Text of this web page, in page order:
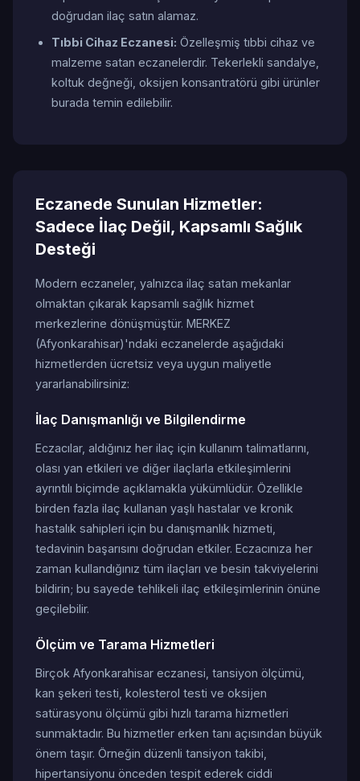
doğrudan ilaç satın alamaz.
Tıbbi Cihaz Eczanesi: Özelleşmiş tıbbi cihaz ve
malzeme satan eczanelerdir. Tekerlekli sandalye,
koltuk değneği, oksijen konsantratörü gibi ürünler
burada temin edilebilir.
Eczanede Sunulan Hizmetler:
Sadece İlaç Değil, Kapsamlı Sağlık
Desteği
Modern eczaneler, yalnızca ilaç satan mekanlar
olmaktan çıkarak kapsamlı sağlık hizmet
merkezlerine dönüşmüştür. MERKEZ
(Afyonkarahisar)'ndaki eczanelerde aşağıdaki
hizmetlerden ücretsiz veya uygun maliyetle
yararlanabilirsiniz:
İlaç Danışmanlığı ve Bilgilendirme
Eczacılar, aldığınız her ilaç için kullanım talimatlarını,
olası yan etkileri ve diğer ilaçlarla etkileşimlerini
ayrıntılı biçimde açıklamakla yükümlüdür. Özellikle
birden fazla ilaç kullanan yaşlı hastalar ve kronik
hastalık sahipleri için bu danışmanlık hizmeti,
tedavinin başarısını doğrudan etkiler. Eczacınıza her
zaman kullandığınız tüm ilaçları ve besin takviyelerini
bildirin; bu sayede tehlikeli ilaç etkileşimlerinin önüne
geçilebilir.
Ölçüm ve Tarama Hizmetleri
Birçok Afyonkarahisar eczanesi, tansiyon ölçümü,
kan şekeri testi, kolesterol testi ve oksijen
satürasyonu ölçümü gibi hızlı tarama hizmetleri
sunmaktadır. Bu hizmetler erken tanı açısından büyük
önem taşır. Örneğin düzenli tansiyon takibi,
hipertansiyonu önceden tespit ederek ciddi